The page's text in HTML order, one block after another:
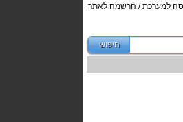
למערכת/ הרשמה לאתר